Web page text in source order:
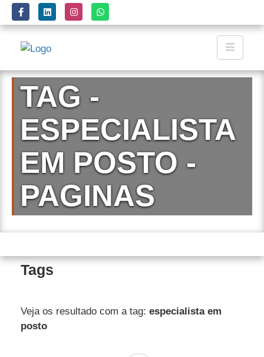
TAG -
ESPECIALISTA
EM POSTO -
PAGINAS
Tags
Veja os resultado com a tag: especialista em
posto